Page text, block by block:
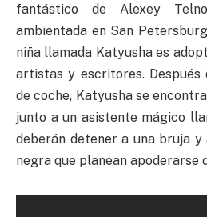
fantástico de Alexey
ambientada en San
niña llamada Katyusha es
artistas y escritores.
de coche, Katyusha se
junto a un asistente mágico
deberán detener a una bruja
negra que planean apoderarse